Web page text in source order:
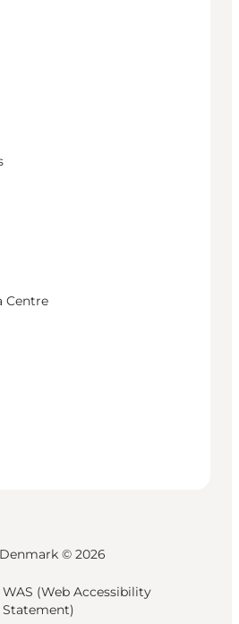
Centre
© 2026
WAS (Web Accessibility
Statement)